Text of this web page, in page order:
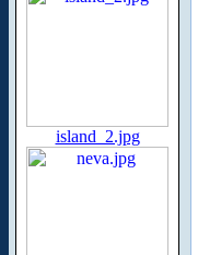
island_2.jpg